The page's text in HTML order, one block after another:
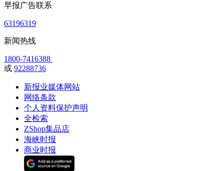
早报广告联系
63196319
新闻热线
1800-7416388
或 92288736
新报业媒体网站
网络条款
个人资料保护声明
全检索
ZShop集品店
海峡时报
商业时报